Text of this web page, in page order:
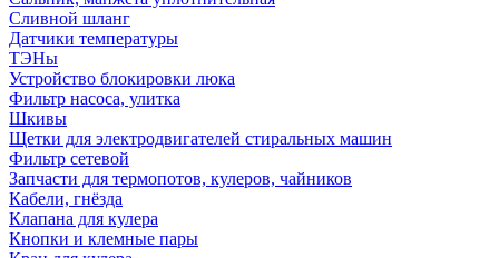
Сливной шланг
Датчики температуры
ТЭНы
Устройство блокировки люка
Фильтр насоса, улитка
Шкивы
Щетки для электродвигателей стиральных машин
Фильтр сетевой
Запчасти для термопотов, кулеров, чайников
Кабели, гнёзда
Клапана для кулера
Кнопки и клемные пары